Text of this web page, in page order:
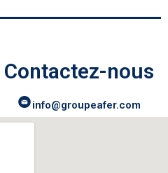
Contactez-nous
info@groupeafer.com